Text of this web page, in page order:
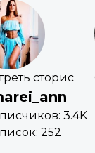
сторис
3.4K
252